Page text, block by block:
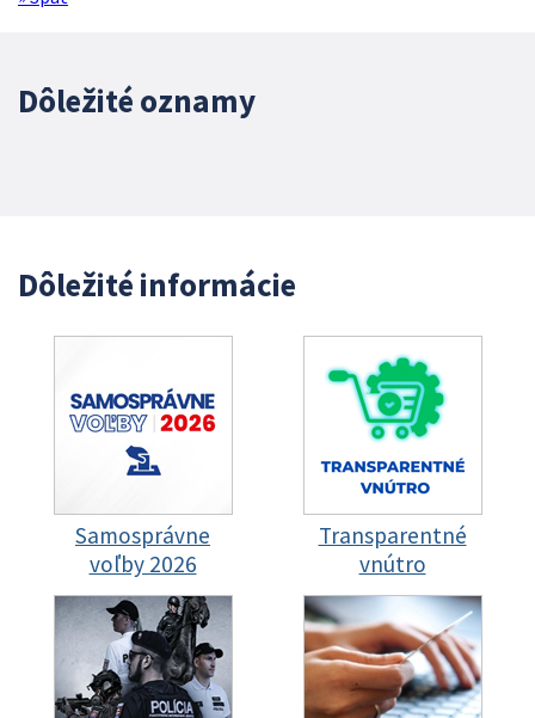
Dôležité oznamy
Dôležité informácie
Samosprávne
voľby 2026
Transparentné
vnútro